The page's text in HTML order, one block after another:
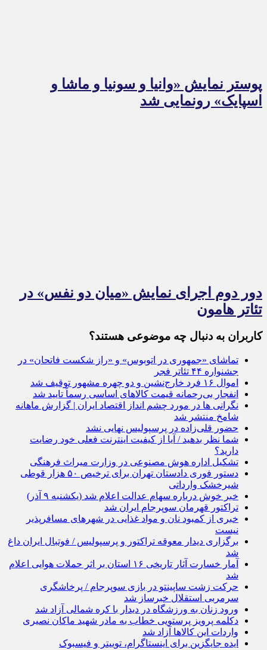
پوستر نمایش «وانیا و سونیا و ماشا و
اسپایک» رونمایی شد
دور دوم اجرای نمایش «میان دو نفس» در
تئاتر هامون
کاربران به دنبال چه موضوعی هستند؟
تماشای «جمهوری در اتوبوس» و «راز شکست فاتحان» در
جشنواره ۴۴ تئاتر فجر
اموال ۱۶ فرد خارج‌نشین و دو چهره مشهور توقیف شد
انفجار بی‌رحمانه قیمت کالاهای اساسی رسماً تایید شد
نگرانی‌ ها در مورد چشم‌ انداز اقتصاد ایران | گزارش ماهانه
شامخ منتشر شد
حضور قلی‌زاده در پرسپولیس نهایی نشد
شما نظر بدهید / آیا از کیفیت اینترنت فعلی خود رضایت
دارید؟
تشکیل اداره هوش مصنوعی در وزارت میراث فرهنگی
دستور فوری دادستان تهران برای ترخیص ۵۰ هزار قوطی
شیرخشک وارداتی
خبر خوش درباره سهام عدالت اعلام شد (یکشنبه ۹ آذر)
تراکتور قهرمان سوپرجام ایران شد
خبری از کمبود نان و مواد غذایی در شهرهای مسافرپذیر
نیست
برگزاری دیدار معوقه تراکتور و پرسپولیس / فوتبال ایران داغ
شد
آمار خسارت آثار تاریخی ۱۶ استان بر اثر حملات هوایی اعلام
شد
حرکت زشت ساپینتو در بازی سوپرجام / پرخاشگری
سرمربی استقلال خبرساز شد
ورود زنان به ورزشگاه در دیدار با کره شمالی آزاد شد
دکلمه پرویز پرستویی خطاب به مادر شهید ماکان نصیری
واردات این کالاها آزاد شد
ایده جایگزین برای اینستاگرام، توییتر و فیسبوک